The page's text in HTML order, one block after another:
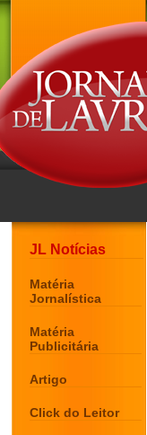
JL Notícias
Matéria
Jornalística
Matéria
Publicitária
Artigo
Click do Leitor